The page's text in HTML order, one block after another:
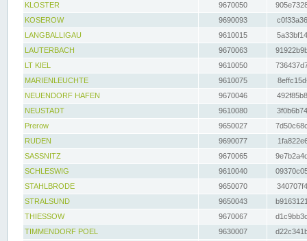
KLOSTER
9670050
KOSEROW
9690093
LANGBALLIGAU
9610015
LAUTERBACH
9670063
LT KIEL
9610050
MARIENLEUCHTE
9610075
NEUENDORF HAFEN
9670046
NEUSTADT
9610080
Prerow
9650027
RUDEN
9690077
SASSNITZ
9670065
SCHLESWIG
9610040
STAHLBRODE
9650070
STRALSUND
9650043
THIESSOW
9670067
TIMMENDORF POEL
9630007